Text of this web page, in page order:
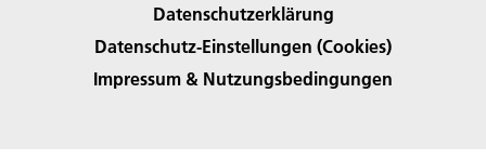
Datenschutzerklärung
Datenschutz-Einstellungen (Cookies)
Impressum & Nutzungsbedingungen